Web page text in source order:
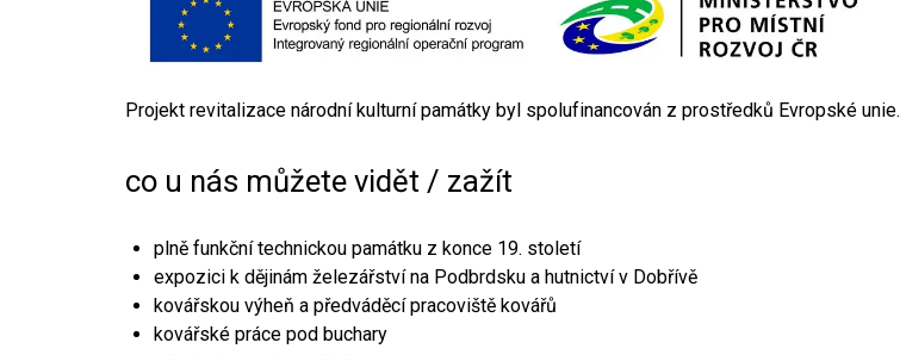
Projekt revitalizace národní kulturní památky byl spolufinancován z prostředků Evropské unie.
co u nás můžete vidět / zažít
plně funkční technickou památku z konce 19. století
expozici k dějinám železářství na Podbrdsku a hutnictví v Dobřívě
kovářskou výheň a předváděcí pracoviště kovářů
kovářské práce pod buchary